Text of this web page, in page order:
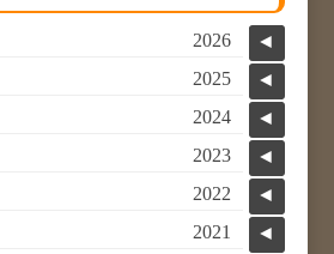
◄
2026
◄
2025
◄
2024
◄
2023
◄
2022
◄
2021